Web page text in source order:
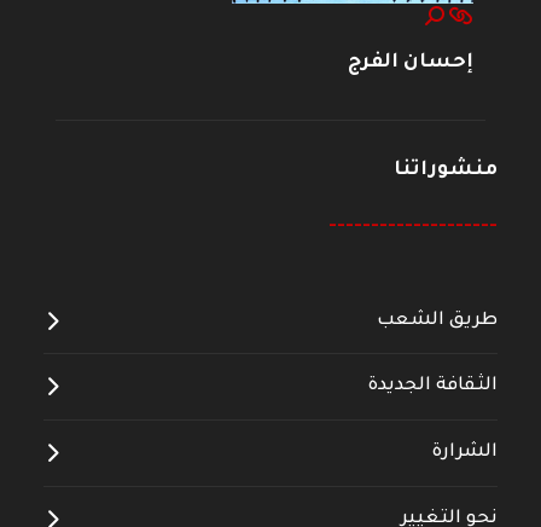
إحسان الفرج
منشوراتنا
--------------------
طريق الشعب
الثقافة الجديدة
الشرارة
نحو التغيير